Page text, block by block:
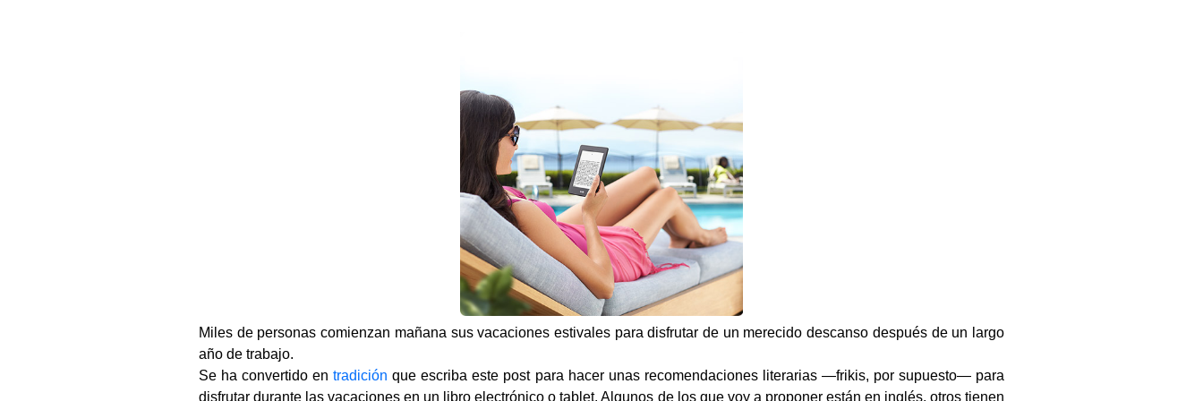
Miles de personas comienzan mañana sus vacaciones estivales para disfrutar de un merecido descanso después de un largo
año de trabajo.
Se ha convertido entradición que escriba este post para hacer unas recomendaciones literarias —frikis, por supuesto— para
disfrutar durante las vacaciones en un libro electrónico o tablet. Algunos de los que voy a proponer están en inglés, otros tienen